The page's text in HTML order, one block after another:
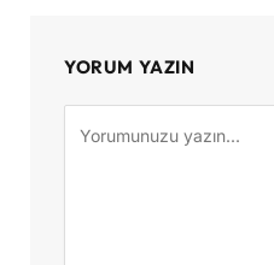
YORUM YAZIN